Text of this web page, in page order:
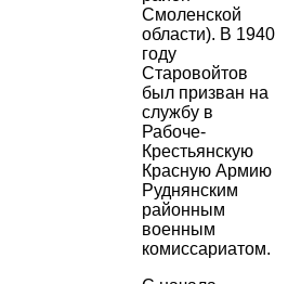
Смоленской
области). В 1940
году
Старовойтов
был призван на
службу в
Рабоче-
Крестьянскую
Красную Армию
Руднянским
районным
военным
комиссариатом.